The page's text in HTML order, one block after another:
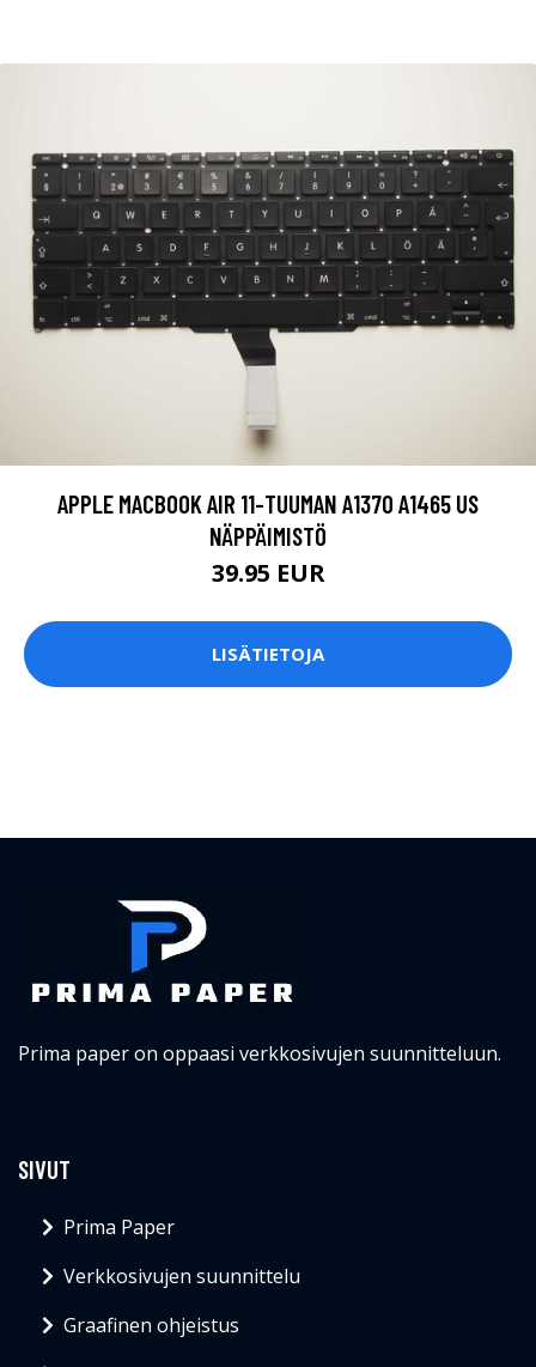
APPLE MACBOOK AIR 11-TUUMAN A1370 A1465 US
NÄPPÄIMISTÖ
39.95 EUR
LISÄTIETOJA
Prima paper on oppaasi verkkosivujen suunnitteluun.
SIVUT
Prima Paper
Verkkosivujen suunnittelu
Graafinen ohjeistus